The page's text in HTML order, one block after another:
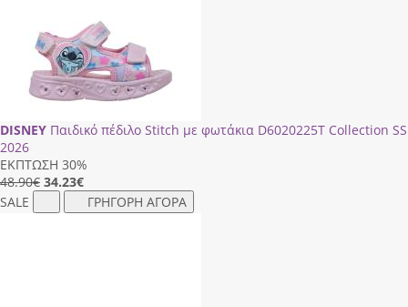
DISNEY Παιδικό πέδιλο Stitch με φωτάκια D6020225Τ Collection SS
2026
ΕΚΠΤΩΣΗ 30%
48.90€ 34.23€
SALE
ΓΡΗΓΟΡΗ ΑΓΟΡΑ